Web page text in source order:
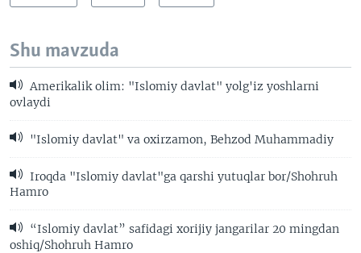
Shu mavzuda
Amerikalik olim: "Islomiy davlat" yolg'iz yoshlarni
ovlaydi
"Islomiy davlat" va oxirzamon, Behzod Muhammadiy
Iroqda "Islomiy davlat"ga qarshi yutuqlar bor/Shohruh
Hamro
“Islomiy davlat” safidagi xorijiy jangarilar 20 mingdan
oshiq/Shohruh Hamro